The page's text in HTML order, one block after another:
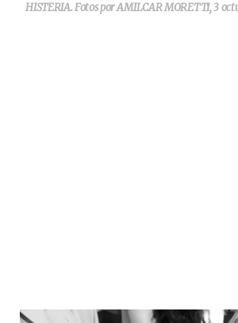
HISTERIA. Fotos por AMILCAR MORETTI, 3